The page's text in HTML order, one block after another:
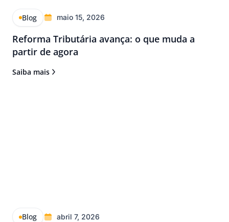
Blog maio 15, 2026
Reforma Tributária avança: o que muda a
partir de agora
Saiba mais
Blog abril 7, 2026